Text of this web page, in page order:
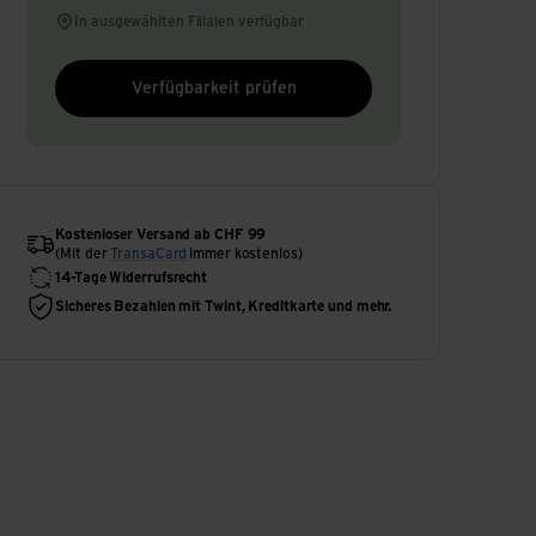
In ausgewählten Filialen verfügbar
Verfügbarkeit prüfen
Kostenloser Versand ab CHF 99
(Mit derTransaCard immer kostenlos)
14-Tage Widerrufsrecht
Sicheres Bezahlen mit Twint, Kreditkarte und mehr.